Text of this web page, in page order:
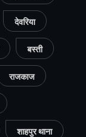
देवरिया
बस्ती
राजकाज
शाहपुर थाना